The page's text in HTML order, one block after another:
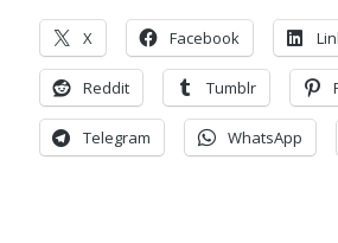
X Facebook
Reddit Tumblr
Telegram WhatsApp